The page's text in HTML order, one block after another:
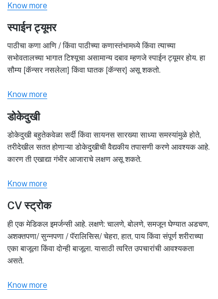
Know more
स्पाईन ट्यूमर
पाठीचा कणा आणि / किंवा पाठीच्या कणास्तंभामध्ये किंवा त्याच्या
सभोवतालच्या भागात टिश्यूचा असामान्य दबाव म्हणजे स्पाईन ट्यूमर होय. हा
सौम्य [कॅन्सर नसलेला] किंवा घातक [कॅन्सर] असू शकतो.
Know more
डोकेदुखी
डोकेदुखी बहुतेकवेळा सर्दी किंवा सायनस सारख्या साध्या समस्यांमुळे होते,
तरीदेखील सतत होणाऱ्या डोकेदुखीची वैद्यकीय तपासणी करणे आवश्यक आहे.
कारण ती एखाद्या गंभीर आजाराचे लक्षण असू शकते.
Know more
CV स्ट्रोक
ही एक मेडिकल इमर्जन्सी आहे. लक्षणे: चालणे, बोलणे, समजून घेण्यात अडचण,
अशक्तपणा/ सुन्नपणा / पॅरालिसिस/ चेहरा, हात, पाय किंवा संपूर्ण शरीराच्या
एका बाजूला किंवा दोन्ही बाजूला. यासाठी त्वरित उपचारांची आवश्यकता
असते.
Know more